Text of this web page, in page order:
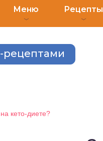
Меню Рецепты
рецептами
кето-диете?